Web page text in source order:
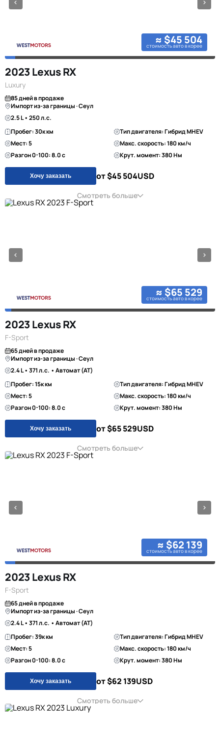
≈ $45 504
стоимость авто в корее
2023 Lexus RX
Luxury
85 дней в продаже
Импорт из-за границы · Сеул
2.5 L • 250 л.с.
Пробег: 30к км
Тип двигателя: Гибрид MHEV
Мест: 5
Макс. скорость: 180 км/ч
Разгон 0-100: 8.0 с
Крут. момент: 380 Нм
Хочу заказать от $45 504USD
Смотреть больше
≈ $65 529
стоимость авто в корее
2023 Lexus RX
F-Sport
65 дней в продаже
Импорт из-за границы · Сеул
2.4 L • 371 л.с. • Автомат (AT)
Пробег: 15к км
Тип двигателя: Гибрид MHEV
Мест: 5
Макс. скорость: 180 км/ч
Разгон 0-100: 8.0 с
Крут. момент: 380 Нм
Хочу заказать от $65 529USD
Смотреть больше
≈ $62 139
стоимость авто в корее
2023 Lexus RX
F-Sport
65 дней в продаже
Импорт из-за границы · Сеул
2.4 L • 371 л.с. • Автомат (AT)
Пробег: 39к км
Тип двигателя: Гибрид MHEV
Мест: 5
Макс. скорость: 180 км/ч
Разгон 0-100: 8.0 с
Крут. момент: 380 Нм
Хочу заказать от $62 139USD
Смотреть больше